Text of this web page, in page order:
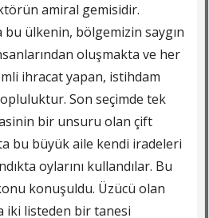
amiral gemisidir.
bu ülkenin, bölgemizin saygın
oluşmakta ve her
ihracat yapan, istihdam
Son seçimde tek
bir unsuru olan çift
bu büyük aile kendi iradeleri
oylarını kullandılar. Bu
konuşuldu. Üzücü olan
iki listeden bir tanesi